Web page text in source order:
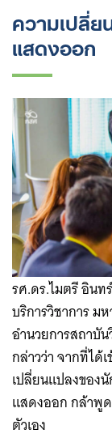
ความเปลี่
แสดงออก
รศ.ดร.ไมตรี อิน
บริการวิชาการ ม
อำนวยการสถาบั
กล่าวว่า จากที่ได้
เปลี่ยนแปลงของ
แสดงออก กล้าพู
ตัวเอง